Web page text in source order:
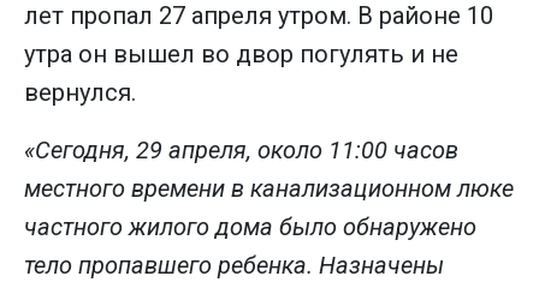
лет пропал 27 апреля утром. В районе 10
утра он вышел во двор погулять и не
вернулся.
«Сегодня, 29 апреля, около 11:00 часов
местного времени в канализационном люке
частного жилого дома было обнаружено
тело пропавшего ребенка. Назначены